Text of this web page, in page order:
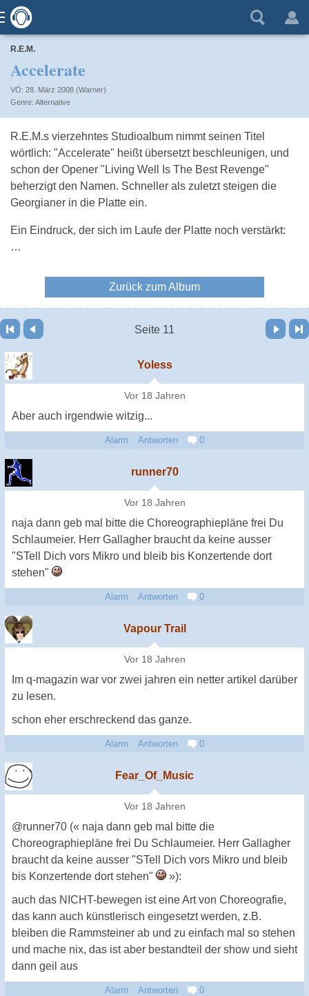
R.E.M.
Accelerate
VÖ: 28. März 2008 (Warner)
Alternative
R.E.M.s vierzehntes Studioalbum nimmt seinen Titel
wörtlich: "Accelerate" heißt übersetzt beschleunigen, und
schon der Opener "Living Well Is The Best Revenge"
beherzigt den Namen. Schneller als zuletzt steigen die
Georgianer in die Platte ein.
Ein Eindruck, der sich im Laufe der Platte noch verstärkt:
…
Zurück zum Album
Seite 11
Vor Letzte Seite
Yoless
Vor 18 Jahren
Aber auch irgendwie witzig...
Alarm Antworten 0
runner70
Vor 18 Jahren
naja dann geb mal bitte die Choreographiepläne frei Du
Schlaumeier. Herr Gallagher braucht da keine ausser
"STell Dich vors Mikro und bleib bis Konzertende dort
stehen"
Alarm Antworten 0
Vapour Trail
Vor 18 Jahren
Im q-magazin war vor zwei jahren ein netter artikel darüber
zu lesen.
schon eher erschreckend das ganze.
Alarm Antworten 0
Fear_Of_Music
Vor 18 Jahren
@runner70 (« naja dann geb mal bitte die
Choreographiepläne frei Du Schlaumeier. Herr Gallagher
braucht da keine ausser "STell Dich vors Mikro und bleib
bis Konzertende dort stehen"
»):
auch das NICHT-bewegen ist eine Art von Choreografie,
das kann auch künstlerisch eingesetzt werden, z.B.
bleiben die Rammsteiner ab und zu einfach mal so stehen
und mache nix, das ist aber bestandteil der show und sieht
dann geil aus
Alarm Antworten 0